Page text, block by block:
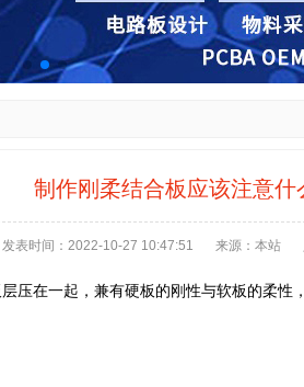
制作刚柔结合板应该注意什
发表时间：2022-10-27 10:47:51 来源：本站
压在一起，兼有硬板的刚性与软板的柔